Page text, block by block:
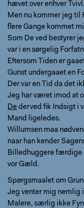
hævet over enhver Tvivl,
Men nu kommer jeg til
flere Gange kommet
Som De ved bestyrer
var i en sørgelig
Eftersom Tiden er
Gunst undergaaet en
Der var en Tid da det
Jeg har været imod at
De derved fik Indsigt i
Mand ligeledes.
Willumsen maa
naar han kender
Billedhuggere færdige
vor Gæld.
Spørgsmaalet om
Jeg venter mig
Malere, særlig ikke